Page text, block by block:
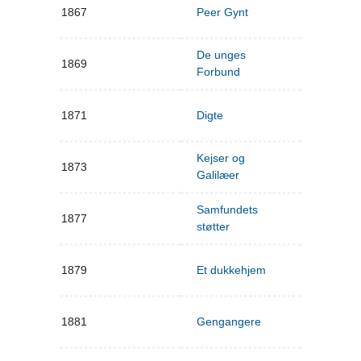
1867 Peer Gynt
1869
De unges
Forbund
1871 Digte
1873
Kejser og
Galilæer
1877
Samfundets
støtter
1879 Et dukkehjem
1881 Gengangere